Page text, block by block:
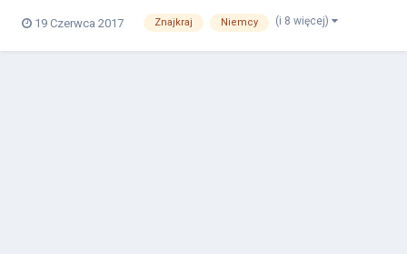
jeszcze nie było morza. Padło więc w tegoroczną majówkę na
19 Czerwca 2017 Znajkraj Niemcy (i 8 więcej)